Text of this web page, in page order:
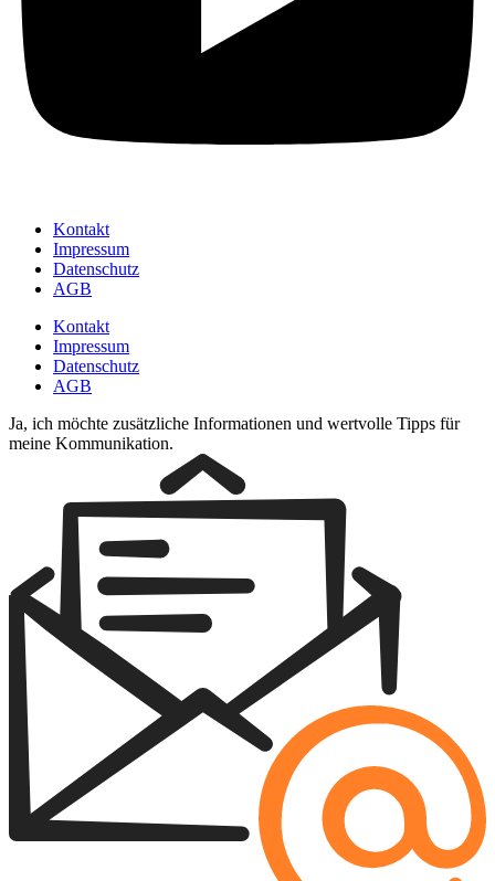
Kontakt
Impressum
Datenschutz
AGB
Kontakt
Impressum
Datenschutz
AGB
Ja, ich möchte zusätzliche Informationen und wertvolle Tipps für
meine Kommunikation.